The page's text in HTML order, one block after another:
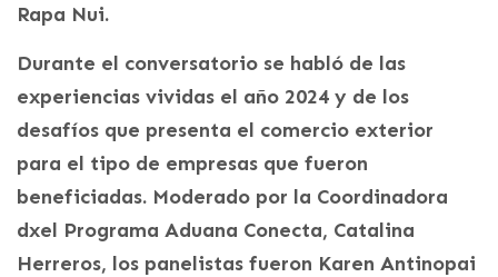
Rapa Nui.
Durante el conversatorio se habló de las
experiencias vividas el año 2024 y de los
desafíos que presenta el comercio exterior
para el tipo de empresas que fueron
beneficiadas. Moderado por la Coordinadora
dxel Programa Aduana Conecta, Catalina
Herreros, los panelistas fueron Karen Antinopai